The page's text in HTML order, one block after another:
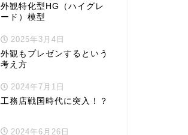
外観特化型HG（ハイグレ
ード）模型
2025年3月4日
外観もプレゼンするという
考え方
2024年7月1日
工務店戦国時代に突入！？
2024年6月26日